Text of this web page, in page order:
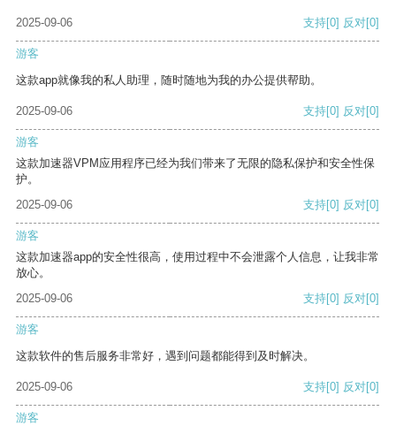
2025-09-06 支持[0] 反对[0]
游客
这款app就像我的私人助理，随时随地为我的办公提供帮助。
2025-09-06 支持[0] 反对[0]
游客
这款加速器VPM应用程序已经为我们带来了无限的隐私保护和安全性保
护。
2025-09-06
支持[0] 反对[0]
游客
这款加速器app的安全性很高，使用过程中不会泄露个人信息，让我非常
放心。
2025-09-06
支持[0] 反对[0]
游客
这款软件的售后服务非常好，遇到问题都能得到及时解决。
2025-09-06 支持[0] 反对[0]
游客